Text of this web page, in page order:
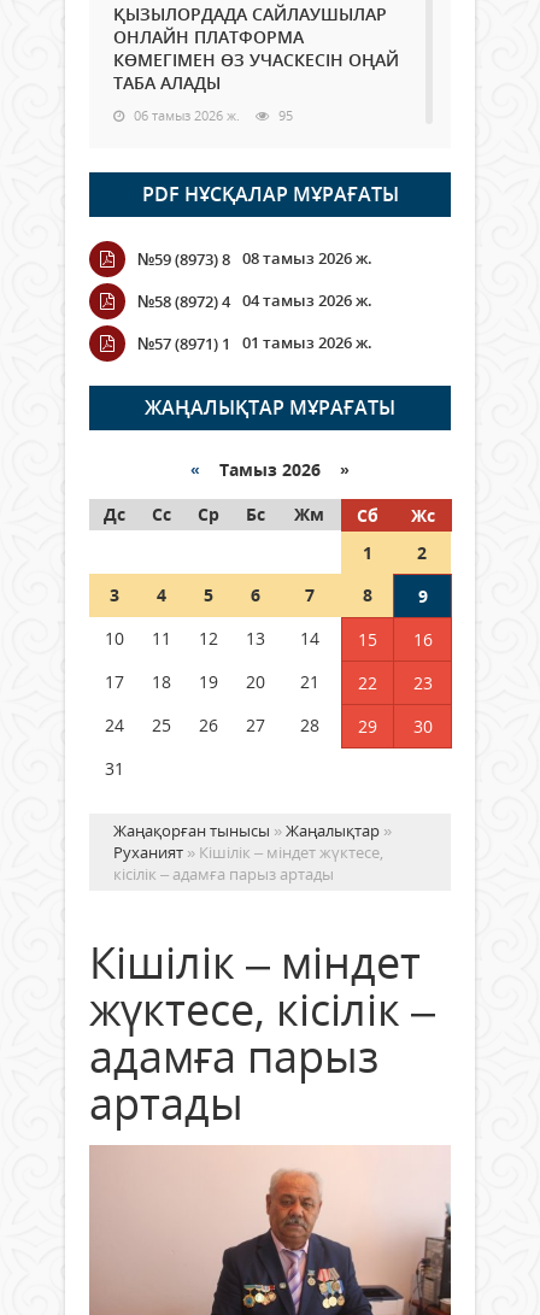
ҚЫЗЫЛОРДАДА САЙЛАУШЫЛАР
ОНЛАЙН ПЛАТФОРМА
КӨМЕГІМЕН ӨЗ УЧАСКЕСІН ОҢАЙ
ТАБА АЛАДЫ
06 тамыз 2026 ж. 95
Open Air: Қызылорда облысы
полиция департаменті 20
мыңнан астам көрерменнің
қауіпсіздігін қамтамасыз етті
06 тамыз 2026 ж.
Wi-Fi ҚАБЫРҒА АРҚЫЛЫ ҚАЛАЙ
ӨТЕДІ?
06 тамыз 2026 ж. 273
граждане Казахстана,
05 тамыз 2026 ж. 154
Шетелде жүрген Қазақстан
азаматтары қалай дауыс бере
PDF НҰСҚАЛАР МҰРАҒАТЫ
№59 (8973) 8 08 тамыз 2026 ж.
№58 (8972) 4 04 тамыз 2026 ж.
№57 (8971) 1
01 тамыз 2026 ж.
ЖАҢАЛЫҚТАР МҰРАҒАТЫ
« Тамыз 2026 »
Дс
Сс Ср Бс Жм Сб
Жс
1
2
3
4 5 6 7 8
9
10
11 12 13 14 15
16
17
18 19 20 21 22
23
24
25 26 27 28 29
30
31
Жаңақорған тынысы »Жаңалықтар »
Руханият » Кішілік – міндет жүктесе,
кісілік – адамға парыз артады
Кішілік – міндет
жүктесе, кісілік –
адамға парыз
артады